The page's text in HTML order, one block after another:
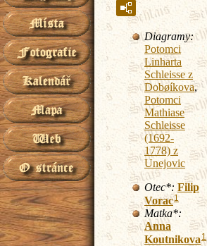
Diagramy:
Potomci
Linharta
Schleisse z
Dobøíkova,
Potomci
Mathiase
Schleisse
(1692-
1778) z
Unejovic
Otec*: Filip
Vorac1
Matka*:
Anna
Koutnikova1